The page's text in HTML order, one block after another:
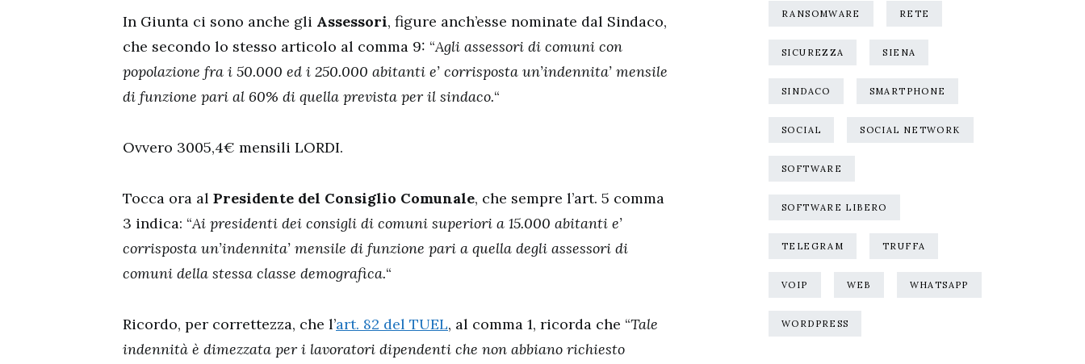
In Giunta ci sono anche gli Assessori, figure anch’esse nominate dal Sindaco,
che secondo lo stesso articolo al comma 9: “Agli assessori di comuni con
popolazione fra i 50.000 ed i 250.000 abitanti e’ corrisposta un’indennita’ mensile
di funzione pari al 60% di quella prevista per il sindaco.“
Ovvero 3005,4€ mensili LORDI.
Tocca ora al Presidente del Consiglio Comunale, che sempre l’art. 5 comma
3 indica: “Ai presidenti dei consigli di comuni superiori a 15.000 abitanti e’
corrisposta un’indennita’ mensile di funzione pari a quella degli assessori di
comuni della stessa classe demografica.“
Ricordo, per correttezza, che l’art. 82 del TUEL, al comma 1, ricorda che “Tale
indennità è dimezzata per i lavoratori dipendenti che non abbiano richiesto
RANSOMWARE RETE
SICUREZZA SIENA
SINDACO SMARTPHONE
SOCIAL SOCIAL NETWORK
SOFTWARE
SOFTWARE LIBERO
TELEGRAM TRUFFA
VOIP WEB WHATSAPP
WORDPRESS